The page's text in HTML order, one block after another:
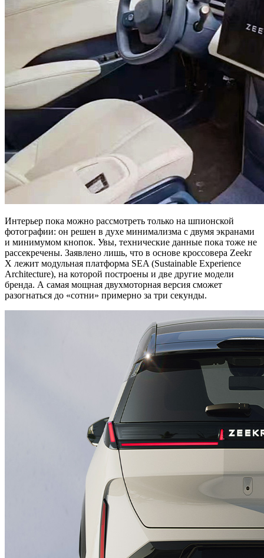
Интерьер пока можно рассмотреть только на шпионской
фотографии: он решен в духе минимализма с двумя экранами
и минимумом кнопок. Увы, технические данные пока тоже не
рассекречены. Заявлено лишь, что в основе кроссовера Zeekr
X лежит модульная платформа SEA (Sustainable Experience
Architecture), на которой построены и две другие модели
бренда. А самая мощная двухмоторная версия сможет
разогнаться до «сотни» примерно за три секунды.